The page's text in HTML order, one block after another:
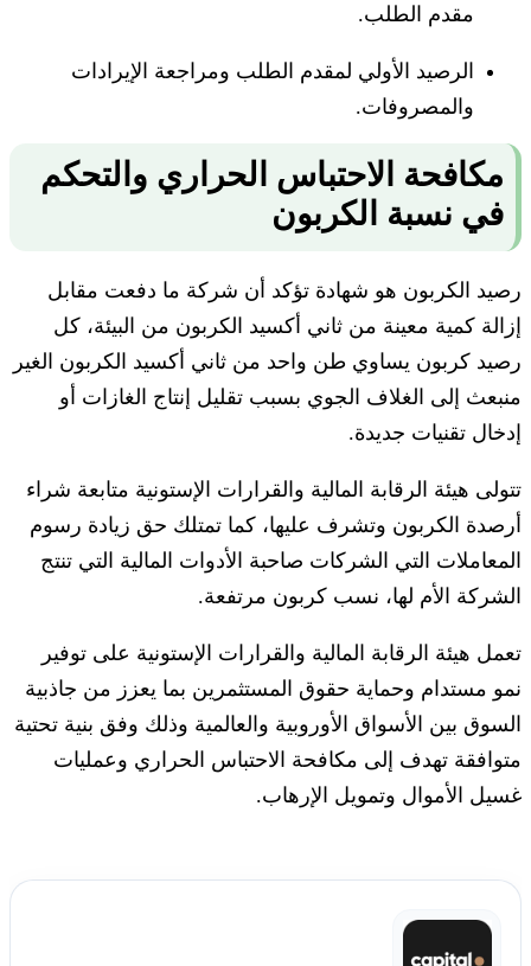
مقدم الطلب.
الرصيد الأولي لمقدم الطلب ومراجعة الإيرادات
والمصروفات.
مكافحة الاحتباس الحراري والتحكم
في نسبة الكربون
رصيد الكربون هو شهادة تؤكد أن شركة ما دفعت مقابل
إزالة كمية معينة من ثاني أكسيد الكربون من البيئة، كل
رصيد كربون يساوي طن واحد من ثاني أكسيد الكربون الغير
منبعث إلى الغلاف الجوي بسبب تقليل إنتاج الغازات أو
إدخال تقنيات جديدة.
تتولى هيئة الرقابة المالية والقرارات الإستونية متابعة شراء
أرصدة الكربون وتشرف عليها، كما تمتلك حق زيادة رسوم
المعاملات التي الشركات صاحبة الأدوات المالية التي تنتج
الشركة الأم لها، نسب كربون مرتفعة.
تعمل هيئة الرقابة المالية والقرارات الإستونية على توفير
نمو مستدام وحماية حقوق المستثمرين بما يعزز من جاذبية
السوق بين الأسواق الأوروبية والعالمية وذلك وفق بنية تحتية
متوافقة تهدف إلى مكافحة الاحتباس الحراري وعمليات
غسيل الأموال وتمويل الإرهاب.